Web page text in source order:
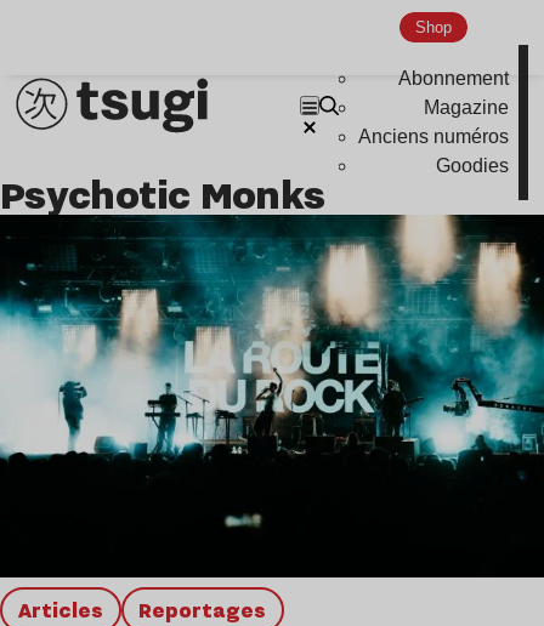
Shop
Abonnement
Magazine
Anciens numéros
Goodies
Psychotic Monks
Articles Reportages